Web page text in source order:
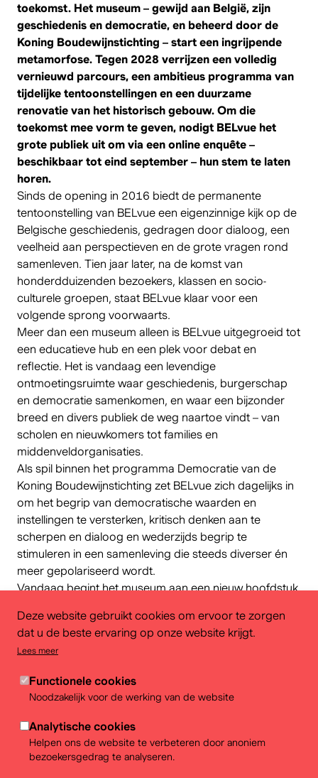
Deze website gebruikt cookies om ervoor te zorgen
dat u de beste ervaring op onze website krijgt.
Lees meer
Functionele cookies
Noodzakelijk voor de werking van de website
Analytische cookies
Helpen ons de website te verbeteren door anoniem
bezoekersgedrag te analyseren.
toekomst. Het museum – gewijd aan België, zijn
geschiedenis en democratie, en beheerd door de
Koning Boudewijnstichting – start een ingrijpende
metamorfose. Tegen 2028 verrijzen een volledig
vernieuwd parcours, een ambitieus programma van
tijdelijke tentoonstellingen en een duurzame
renovatie van het historisch gebouw. Om die
toekomst mee vorm te geven, nodigt BELvue het
grote publiek uit om via een online enquête –
beschikbaar tot eind september – hun stem te laten
horen.
Sinds de opening in 2016 biedt de permanente
tentoonstelling van BELvue een eigenzinnige kijk op de
Belgische geschiedenis, gedragen door dialoog, een
veelheid aan perspectieven en de grote vragen rond
samenleven. Tien jaar later, na de komst van
honderdduizenden bezoekers, klassen en socio-
culturele groepen, staat BELvue klaar voor een
volgende sprong voorwaarts.
Meer dan een museum alleen is BELvue uitgegroeid tot
een educatieve hub en een plek voor debat en
reflectie. Het is vandaag een levendige
ontmoetingsruimte waar geschiedenis, burgerschap
en democratie samenkomen, en waar een bijzonder
breed en divers publiek de weg naartoe vindt – van
scholen en nieuwkomers tot families en
middenveldorganisaties.
Als spil binnen het programma Democratie van de
Koning Boudewijnstichting zet BELvue zich dagelijks in
om het begrip van democratische waarden en
instellingen te versterken, kritisch denken aan te
scherpen en dialoog en wederzijds begrip te
stimuleren in een samenleving die steeds diverser én
meer gepolariseerd wordt.
Vandaag begint het museum aan een nieuw hoofdstuk.
zowel de inhoud, de ruimtes als de manier waarop het
in dialoog gaat met zijn publiek fundamenteel
hertekent.
Een vernieuwde permanente tentoonstelling
De toekomstige permanente tentoonstelling wordt
volledig heruitgevonden. Op de eerste verdieping
biedt ze een frisse blik op de Belgische geschiedenis,
met duidelijke linken naar de grote maatschappelijke
vraagstukken van vandaag. Geen lineair verhaal, maar